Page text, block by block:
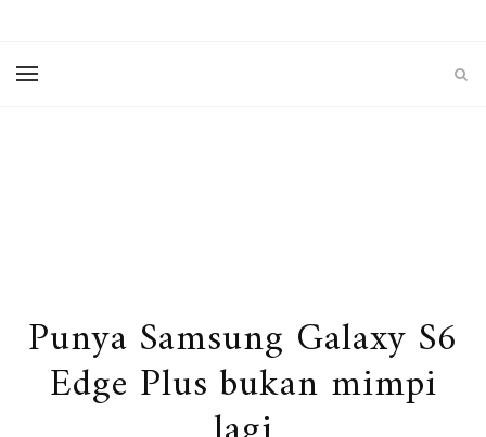
Punya Samsung Galaxy S6
Edge Plus bukan mimpi